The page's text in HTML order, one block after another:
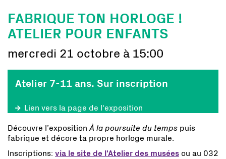
FABRIQUE TON HORLOGE !
ATELIER POUR ENFANTS
mercredi 21 octobre à 15:00
Atelier 7-11 ans. Sur inscription
Lien vers la page de l'exposition
Découvre l’exposition À la poursuite du temps puis
fabrique et décore ta propre horloge murale.
Inscriptions: via le site de l'Atelier des musées ou au 032